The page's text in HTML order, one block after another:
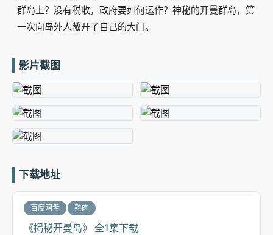
群岛上？没有税收，政府要如何运作？神秘的开曼群岛，第
一次向岛外人敞开了自己的大门。
影片截图
下载地址
百度网盘 熟肉
《揭秘开曼岛》 全1集下载